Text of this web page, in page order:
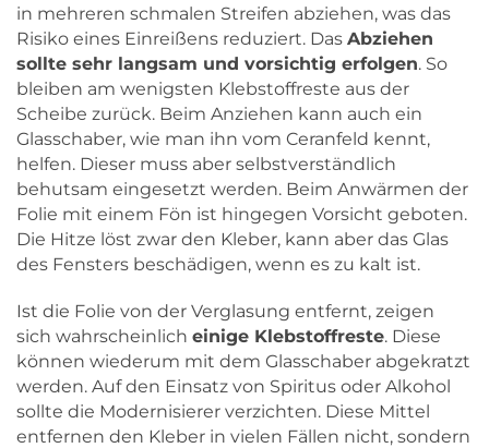
in mehreren schmalen Streifen abziehen, was das
Risiko eines Einreißens reduziert. Das Abziehen
sollte sehr langsam und vorsichtig erfolgen. So
bleiben am wenigsten Klebstoffreste aus der
Scheibe zurück. Beim Anziehen kann auch ein
Glasschaber, wie man ihn vom Ceranfeld kennt,
helfen. Dieser muss aber selbstverständlich
behutsam eingesetzt werden. Beim Anwärmen der
Folie mit einem Fön ist hingegen Vorsicht geboten.
Die Hitze löst zwar den Kleber, kann aber das Glas
des Fensters beschädigen, wenn es zu kalt ist.
Ist die Folie von der Verglasung entfernt, zeigen
sich wahrscheinlich einige Klebstoffreste. Diese
können wiederum mit dem Glasschaber abgekratzt
werden. Auf den Einsatz von Spiritus oder Alkohol
sollte die Modernisierer verzichten. Diese Mittel
entfernen den Kleber in vielen Fällen nicht, sondern